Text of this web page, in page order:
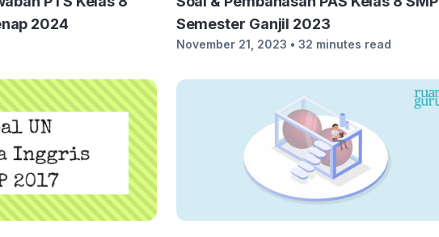
2024
Semester Ganjil 2023
November 21, 2023 • 32 minutes read